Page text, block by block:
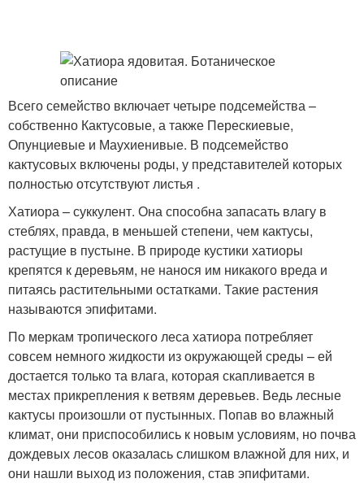
Всего семейство включает четыре подсемейства –
собственно Кактусовые, а также Перескиевые,
Опунциевые и Маухиенивые. В подсемейство
кактусовых включены роды, у представителей которых
полностью отсутствуют листья .
Хатиора – суккулент. Она способна запасать влагу в
стеблях, правда, в меньшей степени, чем кактусы,
растущие в пустыне. В природе кустики хатиоры
крепятся к деревьям, не нанося им никакого вреда и
питаясь растительными остатками. Такие растения
называются эпифитами.
По меркам тропического леса хатиора потребляет
совсем немного жидкости из окружающей среды – ей
достается только та влага, которая скапливается в
местах прикрепления к ветвям деревьев. Ведь лесные
кактусы произошли от пустынных. Попав во влажный
климат, они приспособились к новым условиям, но почва
дождевых лесов оказалась слишком влажной для них, и
они нашли выход из положения, став эпифитами.